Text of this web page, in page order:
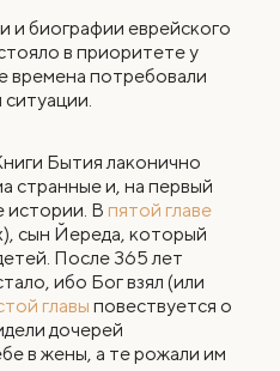
и биографии еврейского
в приоритете у
времена потребовали
Бытия лаконично
странные и, на первый
истории. В пятой главе
сын Йереда, который
После 365 лет
ибо Бог взял (или
главы повествуется о
дочерей
в жены, а те рожали им